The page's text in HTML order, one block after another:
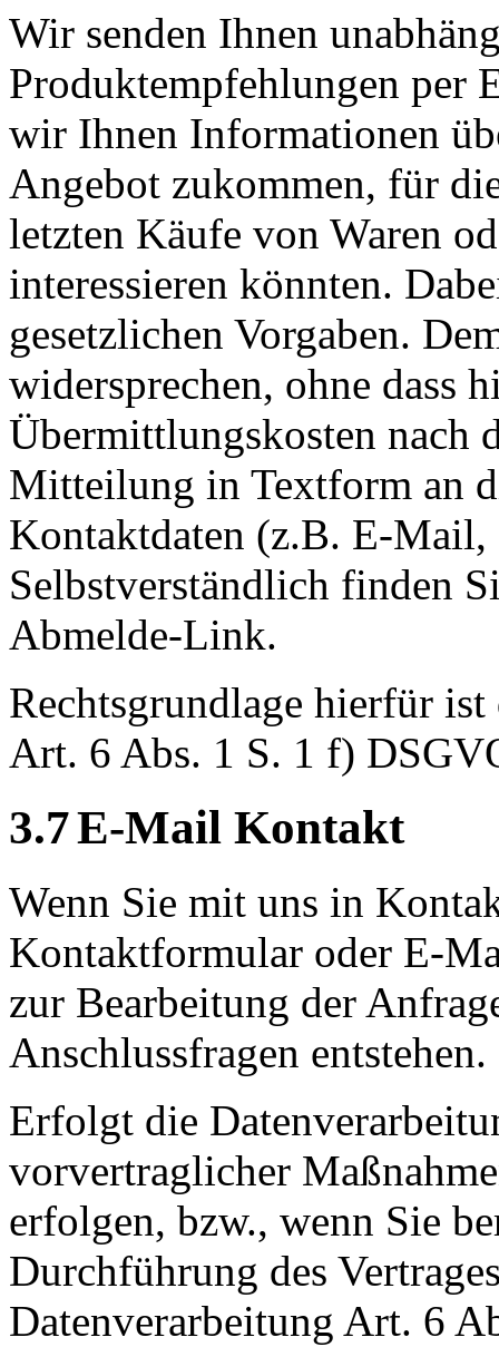
Wir senden Ihnen
Produktempfehlungen per
wir Ihnen Informationen
Angebot zukommen, für
letzten Käufe von Waren
interessieren könnten.
gesetzlichen Vorgaben.
widersprechen, ohne dass
Übermittlungskosten nach
Mitteilung in Textform an
Kontaktdaten (z.B. E-
Selbstverständlich finden
Abmelde-Link.
Rechtsgrundlage hierfür ist
Art. 6 Abs. 1 S. 1 f)
3.7E-Mail Kontakt
Wenn Sie mit uns in
Kontaktformular oder E-
zur Bearbeitung der
Anschlussfragen entstehen.
Erfolgt die
vorvertraglicher
erfolgen, bzw., wenn Sie
Durchführung des
Datenverarbeitung Art. 6